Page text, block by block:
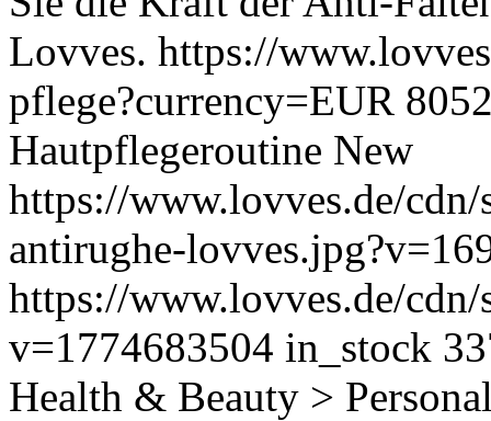
Lovves. https://
pflege?currency=EUR
Hautpflegeroutine New
https://www.lovves.de/
antirughe-
https://www.lovves.de/
v=1774683504 in_stock
Health & Beauty >